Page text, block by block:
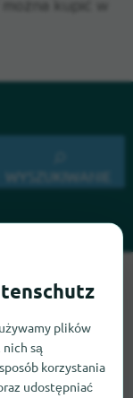
kupić w
WYSZUKIWANIE
Jura
plików
są
korzystania
udostępniać